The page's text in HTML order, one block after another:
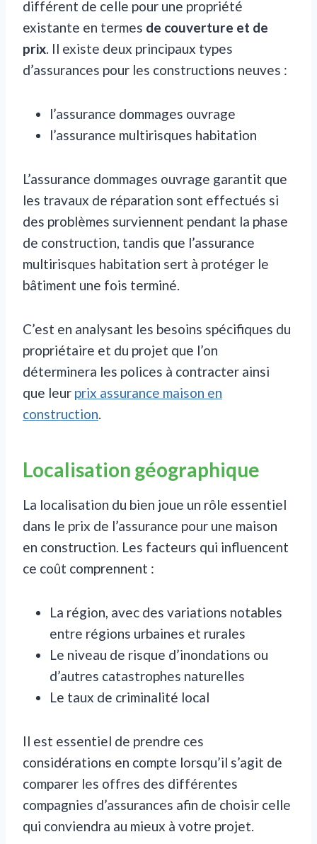
différent de celle pour une propriété
existante en termes de couverture et de
prix. Il existe deux principaux types
d’assurances pour les constructions neuves :
l’assurance dommages ouvrage
l’assurance multirisques habitation
L’assurance dommages ouvrage garantit que
les travaux de réparation sont effectués si
des problèmes surviennent pendant la phase
de construction, tandis que l’assurance
multirisques habitation sert à protéger le
bâtiment une fois terminé.
C’est en analysant les besoins spécifiques du
propriétaire et du projet que l’on
déterminera les polices à contracter ainsi
que leur prix assurance maison en
construction.
Localisation géographique
La localisation du bien joue un rôle essentiel
dans le prix de l’assurance pour une maison
en construction. Les facteurs qui influencent
ce coût comprennent :
La région, avec des variations notables
entre régions urbaines et rurales
Le niveau de risque d’inondations ou
d’autres catastrophes naturelles
Le taux de criminalité local
Il est essentiel de prendre ces
considérations en compte lorsqu’il s’agit de
comparer les offres des différentes
compagnies d’assurances afin de choisir celle
qui conviendra au mieux à votre projet.